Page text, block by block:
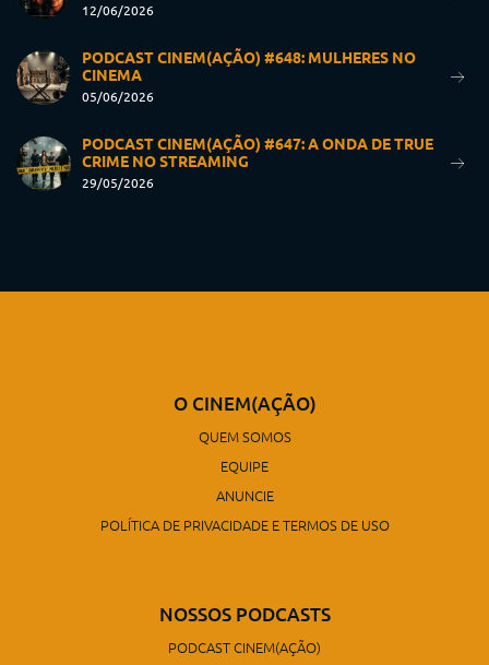
12/06/2026
PODCAST CINEM(AÇÃO) #648: MULHERES NO
CINEMA
05/06/2026
PODCAST CINEM(AÇÃO) #647: A ONDA DE TRUE
CRIME NO STREAMING
29/05/2026
O CINEM(AÇÃO)
QUEM SOMOS
EQUIPE
ANUNCIE
POLÍTICA DE PRIVACIDADE E TERMOS DE USO
NOSSOS PODCASTS
PODCAST CINEM(AÇÃO)